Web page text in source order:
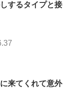
するタイプと接
来てくれて意外